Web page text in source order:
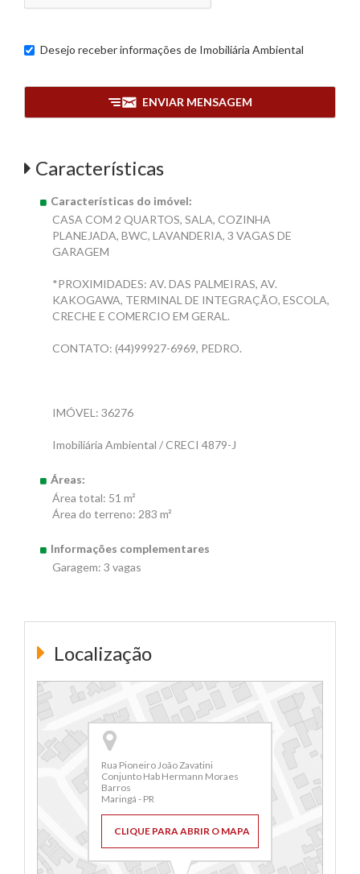
Desejo receber informações de Imobiliária Ambiental
ENVIAR MENSAGEM
Características
Características do imóvel:
CASA COM 2 QUARTOS, SALA, COZINHA
PLANEJADA, BWC, LAVANDERIA, 3 VAGAS DE
GARAGEM
*PROXIMIDADES: AV. DAS PALMEIRAS, AV.
KAKOGAWA, TERMINAL DE INTEGRAÇÃO, ESCOLA,
CRECHE E COMERCIO EM GERAL.
CONTATO: (44)99927-6969, PEDRO.
IMÓVEL: 36276
Imobiliária Ambiental / CRECI 4879-J
Áreas:
Área total: 51 m²
Área do terreno: 283 m²
Informações complementares
Garagem: 3 vagas
Localização
Rua Pioneiro João Zavatini
Conjunto Hab Hermann Moraes
Barros
Maringá - PR
CLIQUE PARA ABRIR O MAPA